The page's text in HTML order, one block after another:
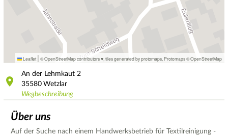
Leaflet | © OpenStreetMap contributors ♥, tiles generated by protomaps Protomaps©OpenStreetMap
An der Lehmkaut 2
35580 Wetzlar
Wegbeschreibung
Über uns
Auf der Suche nach einem Handwerksbetrieb für Textilreinigung -